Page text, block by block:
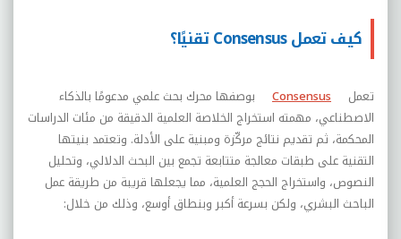
كيف تعمل Consensus تقنيًا؟
تعمل Consensus
بوصفها محرك بحث علمي مدعومًا بالذكاء
الاصطناعي، مهمته استخراج الخلاصة العلمية الدقيقة من مئات الدراسات
المحكمة، ثم تقديم نتائج مركّزة ومبنية على الأدلة. وتعتمد بنيتها
التقنية على طبقات معالجة متتابعة تجمع بين البحث الدلالي، وتحليل
النصوص، واستخراج الحجج العلمية، مما يجعلها قريبة من طريقة عمل
الباحث البشري، ولكن بسرعة أكبر وبنطاق أوسع، وذلك من خلال: